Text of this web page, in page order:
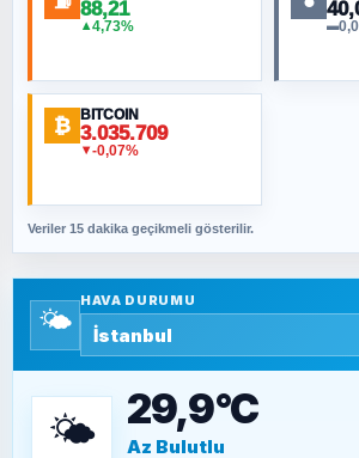
NURETTIN BÖLÜK
ORHAN KILIÇOĞLU
Fahişeye beyinli bir müstevli
SAVAŞ ŞAHİN
SEYFULLAH ÇİÇEK
TEOMAN ALPASLAN
88,21
▲4,73% ▬
₿ BITCOIN
3.035.709
▼-0,07%
Veriler 15 dakika geçikmeli gösterilir.
🌤️
HAVA DURUMU
🌤️ 29,9°C
Az Bulutlu